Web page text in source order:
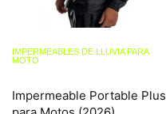
IMPERMEABLES DE LLUVIA PARA
MOTO
Impermeable Portable Plus